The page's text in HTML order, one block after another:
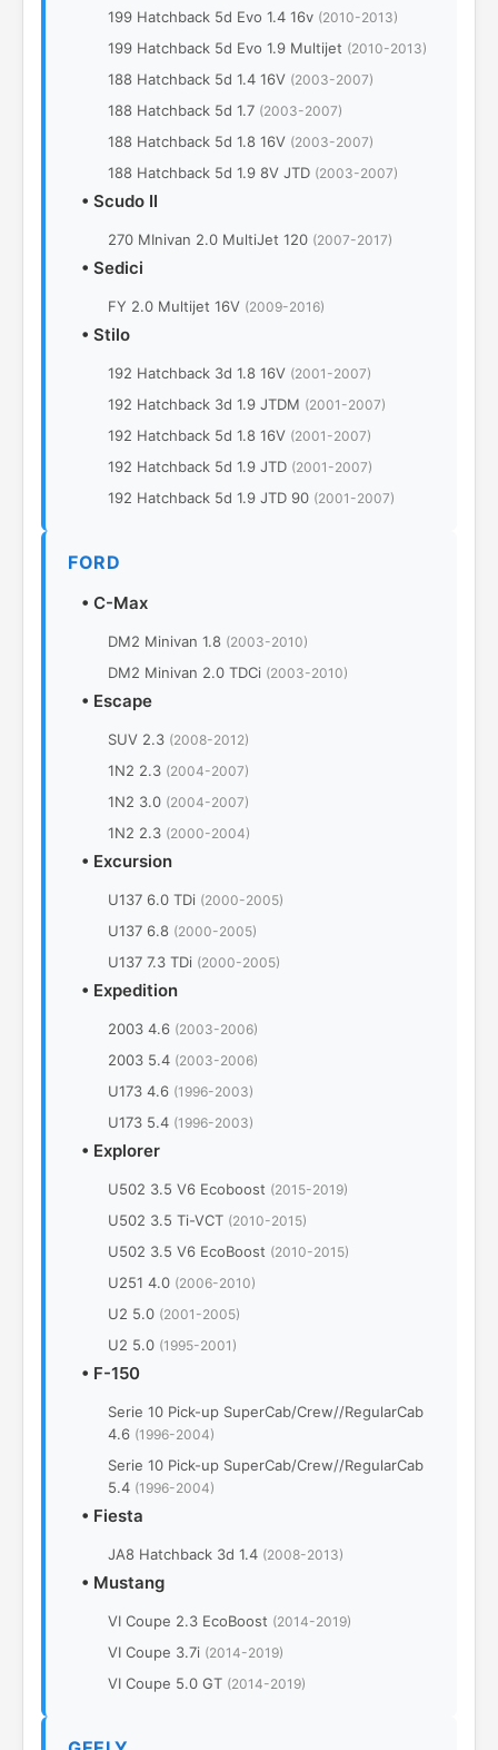
199 Hatchback 5d Evo 1.4 16v (2010-2013)
199 Hatchback 5d Evo 1.9 Multijet (2010-2013)
188 Hatchback 5d 1.4 16V (2003-2007)
188 Hatchback 5d 1.7 (2003-2007)
188 Hatchback 5d 1.8 16V (2003-2007)
188 Hatchback 5d 1.9 8V JTD (2003-2007)
• Scudo II
270 MInivan 2.0 MultiJet 120 (2007-2017)
• Sedici
FY 2.0 Multijet 16V (2009-2016)
• Stilo
192 Hatchback 3d 1.8 16V (2001-2007)
192 Hatchback 3d 1.9 JTDM (2001-2007)
192 Hatchback 5d 1.8 16V (2001-2007)
192 Hatchback 5d 1.9 JTD (2001-2007)
192 Hatchback 5d 1.9 JTD 90 (2001-2007)
FORD
• C-Max
DM2 Minivan 1.8 (2003-2010)
DM2 Minivan 2.0 TDCi (2003-2010)
• Escape
SUV 2.3 (2008-2012)
1N2 2.3 (2004-2007)
1N2 3.0 (2004-2007)
1N2 2.3 (2000-2004)
• Excursion
U137 6.0 TDi (2000-2005)
U137 6.8 (2000-2005)
U137 7.3 TDi (2000-2005)
• Expedition
2003 4.6 (2003-2006)
2003 5.4 (2003-2006)
U173 4.6 (1996-2003)
U173 5.4 (1996-2003)
• Explorer
U502 3.5 V6 Ecoboost (2015-2019)
U502 3.5 Ti-VCT (2010-2015)
U502 3.5 V6 EcoBoost (2010-2015)
U251 4.0 (2006-2010)
U2 5.0 (2001-2005)
U2 5.0 (1995-2001)
• F-150
Serie 10 Pick-up SuperCab/Crew//RegularCab
4.6 (1996-2004)
Serie 10 Pick-up SuperCab/Crew//RegularCab
5.4 (1996-2004)
• Fiesta
JA8 Hatchback 3d 1.4 (2008-2013)
• Mustang
VI Coupe 2.3 EcoBoost (2014-2019)
VI Coupe 3.7i (2014-2019)
VI Coupe 5.0 GT (2014-2019)